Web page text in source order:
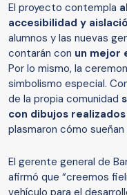
El proyecto contempla
accesibilidad y
alumnos y las nuevas
contarán con un mejor
Por lo mismo, la
simbolismo especial.
de la propia comunidad
con dibujos
plasmaron cómo
El gerente general de
afirmó que “creemos